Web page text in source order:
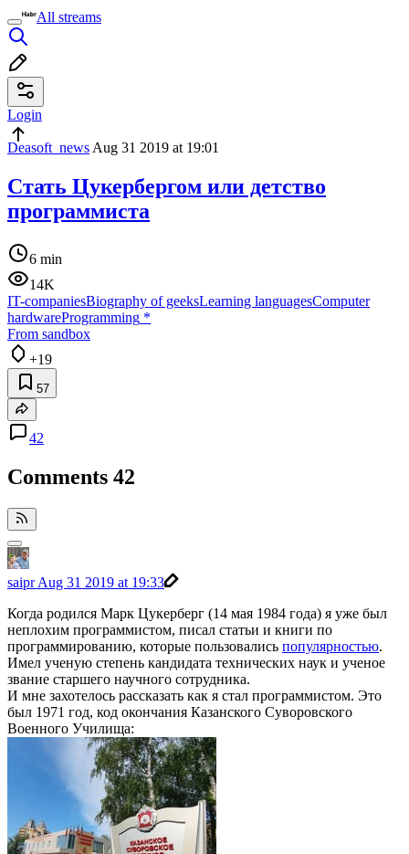
All streams
Login
Deasoft_news Aug 31 2019 at 19:01
Стать Цукербергом или детство
программиста
6 min
14K
IT-companiesBiography of geeksLearning languagesComputer
hardwareProgramming *
From sandbox
+19
57
42
Comments 42
saiprAug 31 2019 at 19:33
Когда родился Марк Цукерберг (14 мая 1984 года) я уже был
неплохим программистом, писал статьи и книги по
программированию, которые пользовались популярностью.
Имел ученую степень кандидата технических наук и ученое
звание старшего научного сотрудника.
И мне захотелось рассказать как я стал программистом. Это
был 1971 год, код окончания Казанского Суворовского
Военного Училища: